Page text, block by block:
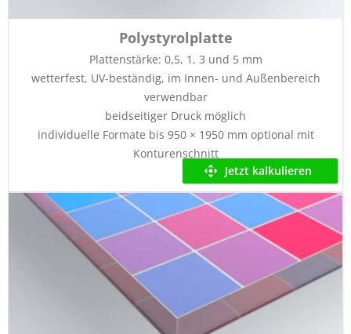
Polystyrolplatte
Plattenstärke: 0,5, 1, 3 und 5 mm
wetterfest, UV-beständig, im Innen- und Außenbereich
verwendbar
beidseitiger Druck möglich
individuelle Formate bis 950 × 1950 mm optional mit
Konturenschnitt
Jetzt kalkulieren